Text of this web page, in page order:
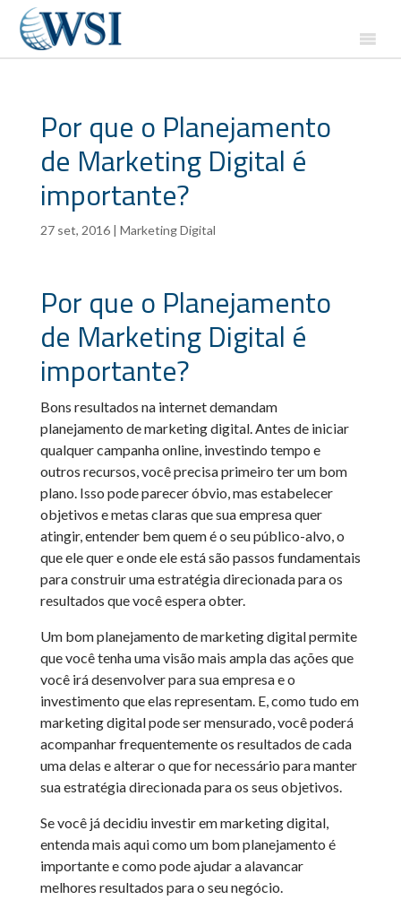
Por que o Planejamento
de Marketing Digital é
importante?
27 set, 2016| Marketing Digital
Por que o Planejamento
de Marketing Digital é
importante?
Bons resultados na internet demandam
planejamento de marketing digital. Antes de iniciar
qualquer campanha online, investindo tempo e
outros recursos, você precisa primeiro ter um bom
plano. Isso pode parecer óbvio, mas estabelecer
objetivos e metas claras que sua empresa quer
atingir, entender bem quem é o seu público-alvo, o
que ele quer e onde ele está são passos fundamentais
para construir uma estratégia direcionada para os
resultados que você espera obter.
Um bom planejamento de marketing digital permite
que você tenha uma visão mais ampla das ações que
você irá desenvolver para sua empresa e o
investimento que elas representam. E, como tudo em
marketing digital pode ser mensurado, você poderá
acompanhar frequentemente os resultados de cada
uma delas e alterar o que for necessário para manter
sua estratégia direcionada para os seus objetivos.
Se você já decidiu investir em marketing digital,
entenda mais aqui como um bom planejamento é
importante e como pode ajudar a alavancar
melhores resultados para o seu negócio.